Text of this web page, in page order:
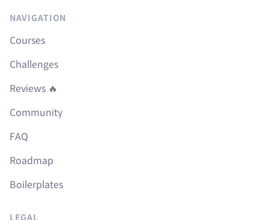
NAVIGATION
Courses
Challenges
Reviews 🔥
Community
FAQ
Roadmap
Boilerplates
LEGAL